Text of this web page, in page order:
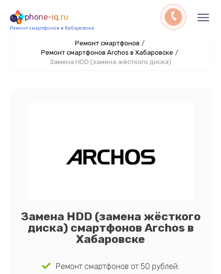
phone-iq.ru
Ремонт смартфонов в Хабаровске
Ремонт смартфонов /
Ремонт смартфонов Archos в Хабаровске /
Замена HDD (замена жёсткого диска)
Замена HDD (замена жёсткого
диска) смартфонов Archos в
Хабаровске
Ремонт смартфонов от 50 рублей;